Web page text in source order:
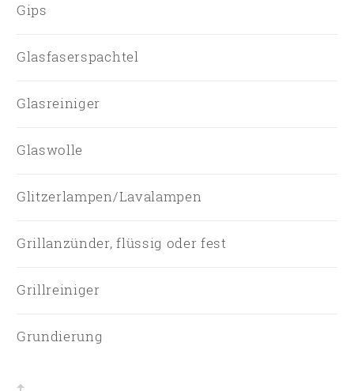
Gips
Glasfaserspachtel
Glasreiniger
Glaswolle
Glitzerlampen/Lavalampen
Grillanzünder, flüssig oder fest
Grillreiniger
Grundierung